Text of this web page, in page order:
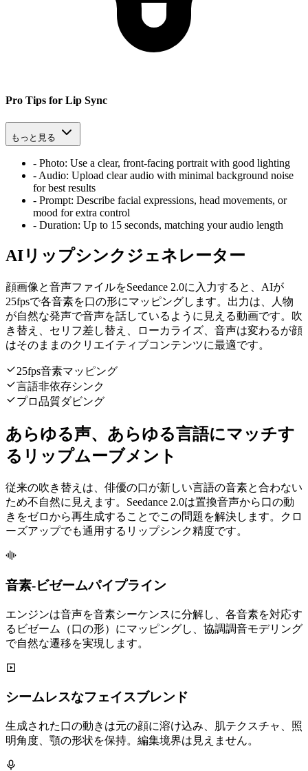
Pro Tips for Lip Sync
もっと見る
- Photo: Use a clear, front-facing portrait with good lighting
- Audio: Upload clear audio with minimal background noise
for best results
- Prompt: Describe facial expressions, head movements, or
mood for extra control
- Duration: Up to 15 seconds, matching your audio length
AIリップシンクジェネレーター
顔画像と音声ファイルをSeedance 2.0に入力すると、AIが
25fpsで各音素を口の形にマッピングします。出力は、人物
が自然な発声で音声を話しているように見える動画です。吹
き替え、セリフ差し替え、ローカライズ、音声は変わるが顔
はそのままのクリエイティブコンテンツに最適です。
25fps音素マッピング
言語非依存シンク
プロ品質ダビング
あらゆる声、あらゆる言語にマッチす
るリップムーブメント
従来の吹き替えは、俳優の口が新しい言語の音素と合わない
ため不自然に見えます。Seedance 2.0は置換音声から口の動
きをゼロから再生成することでこの問題を解決します。クロ
ーズアップでも通用するリップシンク精度です。
音素-ビゼームパイプライン
エンジンは音声を音素シーケンスに分解し、各音素を対応す
るビゼーム（口の形）にマッピングし、協調調音モデリング
で自然な遷移を実現します。
シームレスなフェイスブレンド
生成された口の動きは元の顔に溶け込み、肌テクスチャ、照
明角度、顎の形状を保持。編集境界は見えません。